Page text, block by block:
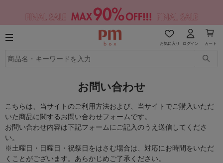
お気に入り ログイン カート
お問い合わせ
こちらは、当サイトのご利用方法および、当サイトでご購入いただ
いた商品に関するお問い合わせフォームです。
お問い合わせ内容は下記フォームにご記入のうえ送信してくださ
い。
※土曜日・日曜日・祝祭日をはさむ場合は、対応にお時間をいただ
くことがございます。あらかじめご了承ください。